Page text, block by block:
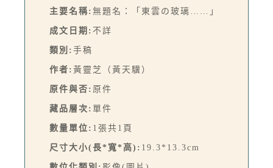
主要名稱: 無題名：「東雲の玻璃……」
成文日期: 不詳
類別: 手稿
作者: 黃靈芝（黃天驥）
原件與否: 原件
藏品層次: 單件
數量單位: 1張共1頁
尺寸大小(長*寬*高): 19.3*13.3cm